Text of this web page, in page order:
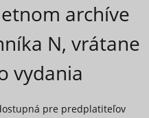
archíve
N, vrátane
vydania
pre predplatiteľov